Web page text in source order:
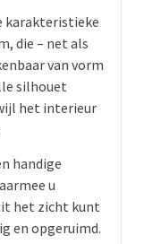
karakteristieke
die – net als
van vorm
silhouet
het interieur
handige
u
het zicht kunt
en opgeruimd.